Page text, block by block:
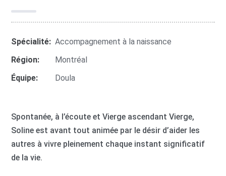
Spécialité: Accompagnement à la naissance
Région:
Montréal
Équipe:
Doula
Spontanée, à l’écoute et Vierge ascendant Vierge,
Soline est avant tout animée par le désir d’aider les
autres à vivre pleinement chaque instant significatif
de la vie.